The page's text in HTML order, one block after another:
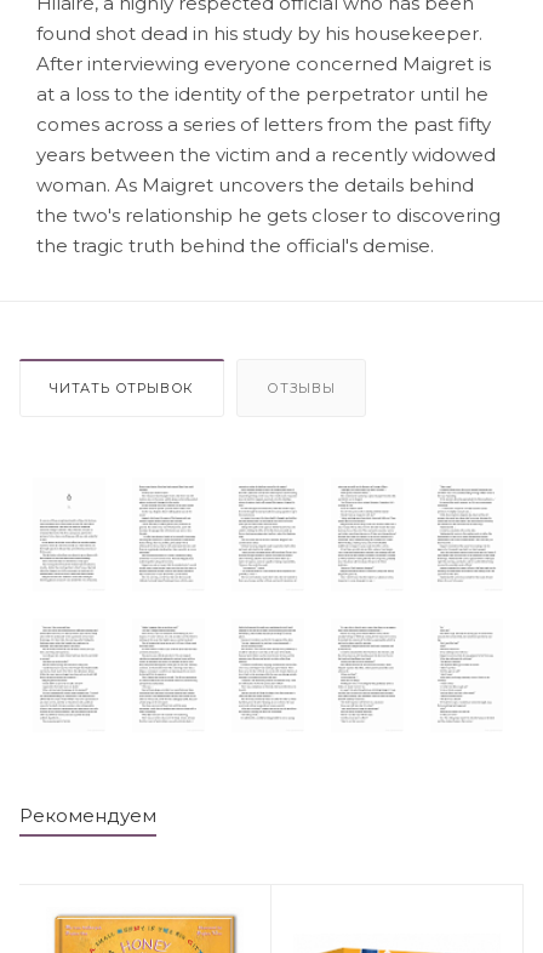
found shot dead in his study by his housekeeper.
After interviewing everyone concerned Maigret is
at a loss to the identity of the perpetrator until he
comes across a series of letters from the past fifty
years between the victim and a recently widowed
woman. As Maigret uncovers the details behind
the two's relationship he gets closer to discovering
the tragic truth behind the official's demise.
ЧИТАТЬ ОТРЫВОК ОТЗЫВЫ
Рекомендуем